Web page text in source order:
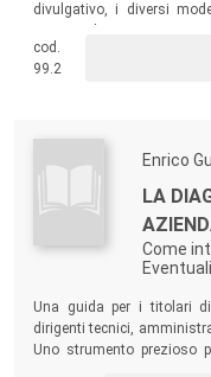
divulgativo, i diversi
cod.
99.2
Enrico
LA
Come
Una guida per i titolari di
dirigenti tecnici,
Uno strumento prezioso